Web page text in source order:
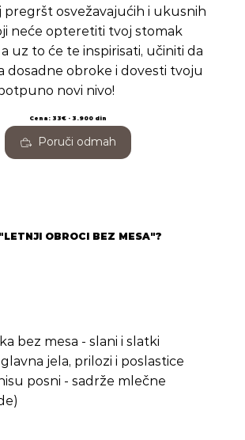
pregršt osvežavajućih i ukusnih
neće opteretiti tvoj stomak
uz to će te inspirisati, učiniti da
dosadne obroke i dovesti tvoju
novi nivo!
Cena: 33€ - 3.900 din
Poruči odmah
OBROCI BEZ MESA"?
bez mesa - slani i slatki
jela, prilozi i poslastice
posni - sadrže mlečne